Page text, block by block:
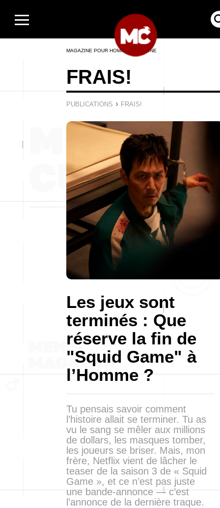
MAGAZINE POUR HOMMES EN LIGNE
FRAIS!
PUBLICATIONS › FRAIS!
Les jeux sont
terminés : Que
réserve la fin de
"Squid Game" à
l’Homme ?
Tu pensais savoir comment
l’histoire allait se terminer. Tu as
vu le sang se mêler aux millions
de dollars, les masques tomber,
les joueurs se briser. Mais, mon
frère, Netflix vient de lâcher le
teaser de la saison 3 de « Squid
Game », et ce n’est pas juste
une bande-annonce — c’est
l’annonce de la dernière traque.